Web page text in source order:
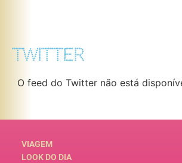
TWITTER
O feed do Twitter não está
VIAGEM
LOOK DO DIA